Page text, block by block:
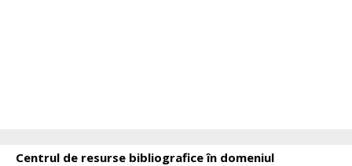
Centrul de resurse bibliografice în domeniul